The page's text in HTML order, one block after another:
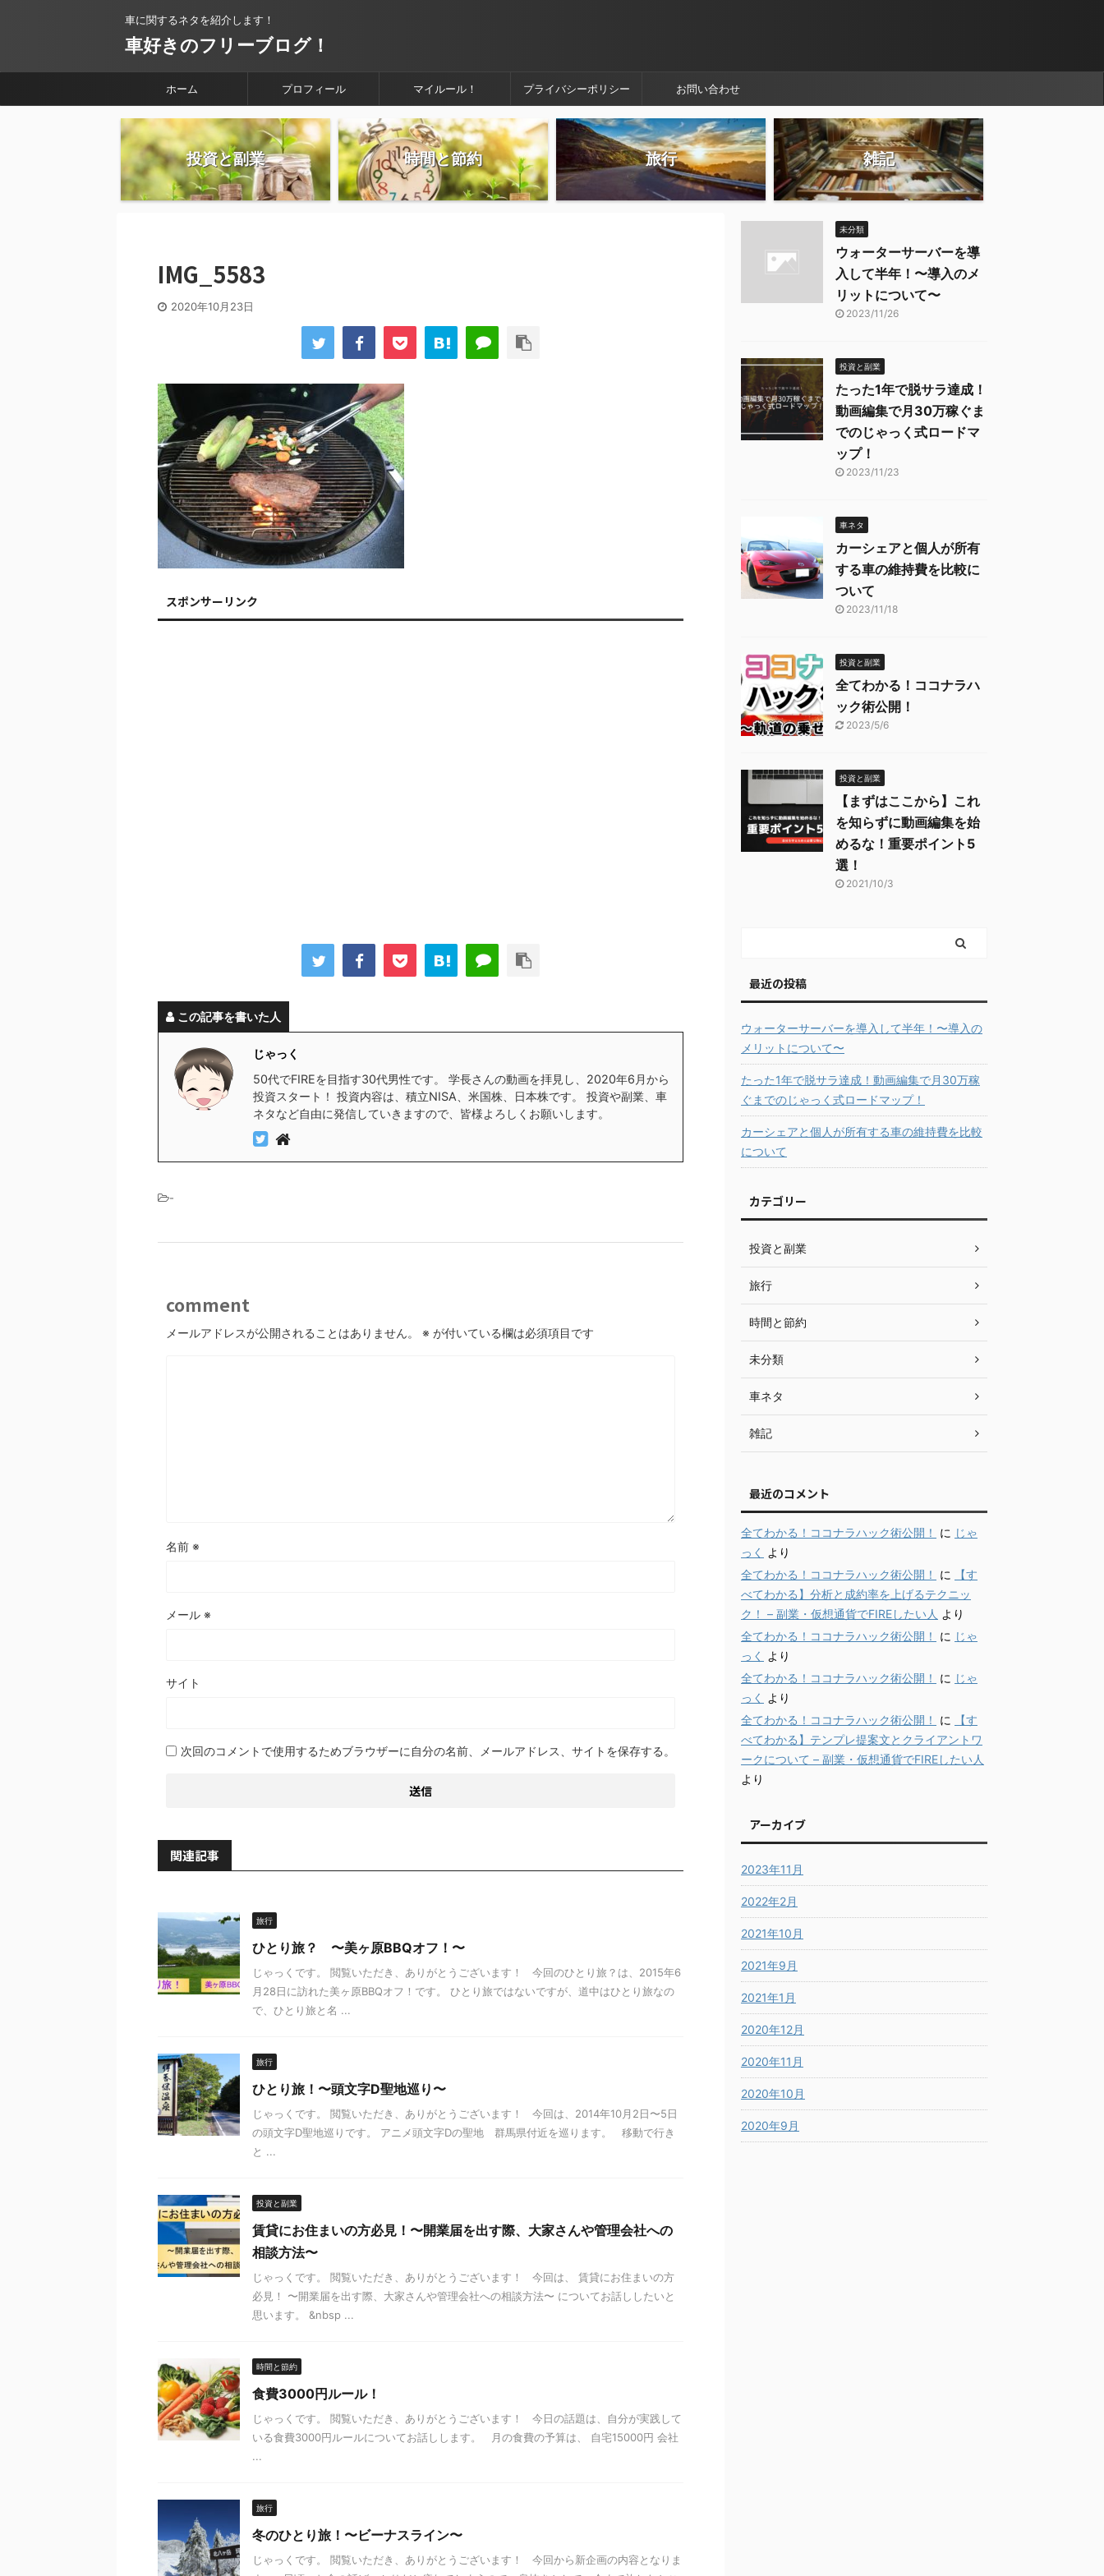
車に関するネタを紹介します！
車好きのフリーブログ！
ホーム プロフィール マイルール！ プライバシーポリシー お問い合わせ
投資と副業 時間と節約 旅行 雑記
IMG_5583
2020年10月23日
スポンサーリンク
この記事を書いた人
じゃっく
50代でFIREを目指す30代男性です。 学長さんの動画を拝見し、2020年6月から
投資スタート！ 投資内容は、積立NISA、米国株、日本株です。 投資や副業、車
ネタなど自由に発信していきますので、皆様よろしくお願いします。
-
comment
メールアドレスが公開されることはありません。 ※ が付いている欄は必須項目です
名前 ※
メール ※
サイト
次回のコメントで使用するためブラウザーに自分の名前、メールアドレス、サイトを保存する。
関連記事
旅行
ひとり旅？ 〜美ヶ原BBQオフ！〜
じゃっくです。 閲覧いただき、ありがとうございます！ 今回のひとり旅？は、2015年6
月28日に訪れた美ヶ原BBQオフ！です。 ひとり旅ではないですが、道中はひとり旅なの
で、ひとり旅と名 ...
旅行
ひとり旅！〜頭文字D聖地巡り〜
じゃっくです。 閲覧いただき、ありがとうございます！ 今回は、2014年10月2日〜5日
の頭文字D聖地巡りです。 アニメ頭文字Dの聖地 群馬県付近を巡ります。 移動で行き
と ...
投資と副業
賃貸にお住まいの方必見！〜開業届を出す際、大家さんや管理会社への
相談方法〜
じゃっくです。 閲覧いただき、ありがとうございます！ 今回は、 賃貸にお住まいの方
必見！ 〜開業届を出す際、大家さんや管理会社への相談方法〜 についてお話ししたいと
思います。 &nbsp ...
時間と節約
食費3000円ルール！
じゃっくです。 閲覧いただき、ありがとうございます！ 今日の話題は、自分が実践して
いる食費3000円ルールについてお話しします。 月の食費の予算は、 自宅15000円 会社
...
旅行
冬のひとり旅！〜ビーナスライン〜
じゃっくです。 閲覧いただき、ありがとうございます！ 今回から新企画の内容となりま
未分類
ウォーターサーバーを導
入して半年！〜導入のメ
リットについて〜
2023/11/26
投資と副業
たった1年で脱サラ達成！
動画編集で月30万稼ぐま
でのじゃっく式ロードマ
ップ！
2023/11/23
車ネタ
カーシェアと個人が所有
する車の維持費を比較に
ついて
2023/11/18
投資と副業
全てわかる！ココナラハ
ック術公開！
2023/5/6
投資と副業
【まずはここから】これ
を知らずに動画編集を始
めるな！重要ポイント5
選！
2021/10/3
最近の投稿
ウォーターサーバーを導入して半年！〜導入の
メリットについて〜
たった1年で脱サラ達成！動画編集で月30万稼
ぐまでのじゃっく式ロードマップ！
カーシェアと個人が所有する車の維持費を比較
について
カテゴリー
投資と副業
旅行
時間と節約
未分類
車ネタ
雑記
最近のコメント
全てわかる！ココナラハック術公開！ に じゃ
っく
より
全てわかる！ココナラハック術公開！
に
【す
べてわかる】分析と成約率を上げるテクニッ
ク！ – 副業・仮想通貨でFIREしたい人 より
全てわかる！ココナラハック術公開！
に じゃ
っく
より
全てわかる！ココナラハック術公開！
に じゃ
っく
より
全てわかる！ココナラハック術公開！
に
【す
べてわかる】テンプレ提案文とクライアントワ
ークについて – 副業・仮想通貨でFIREしたい人
より
アーカイブ
2023年11月
2022年2月
2021年10月
2021年9月
2021年1月
2020年12月
2020年11月
2020年10月
2020年9月